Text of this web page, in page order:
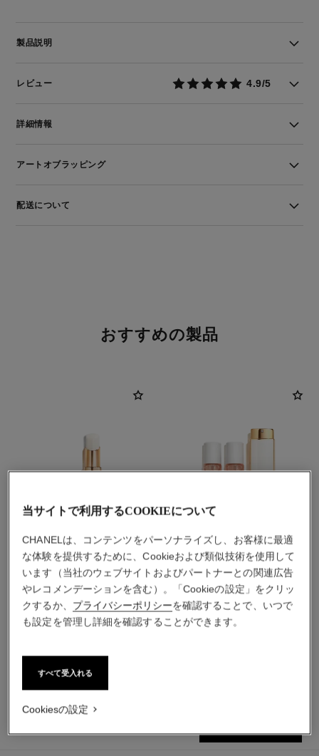
製品説明
レビュー 4.9/5
詳細情報
アートオブラッピング
配送について
おすすめの製品
シャネル ルージュ ココ ボー
ム - サテン
リップボーム（うるおい、テ
ィント、重ね塗り）
¥ 5,940*
カートに追加する
ココ マドモアゼル
オードゥ パルファム ツィス
ト＆スプレイ
参照番号116400
¥ 23,980
当サイトで利用するCOOKIEについて
CHANELは、コンテンツをパーソナライズし、お客様に最適
な体験を提供するために、Cookieおよび類似技術を使用して
います（当社のウェブサイトおよびパートナーとの関連広告
やレコメンデーションを含む）。「Cookieの設定」をクリッ
クするか、 プライバシーポリシーを確認することで、いつで
も設定を管理し詳細を確認することができます。
すべて受入れる
Cookiesの設定